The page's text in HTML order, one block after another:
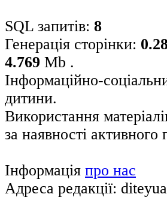
SQL запитів: 8
Генерація сторінки:
4.769 Mb .
Інформаційно-
дитини.
Використання
за наявності
Інформація про нас
Адреса редакції: